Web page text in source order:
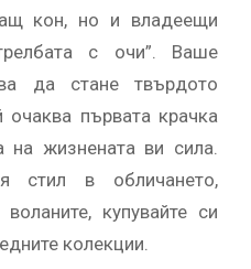
кон, но и владеещи
с очи”. Ваше
да стане твърдото
очаква първата крачка
жизнената ви сила.
стил в обличането,
купувайте си
колекции.